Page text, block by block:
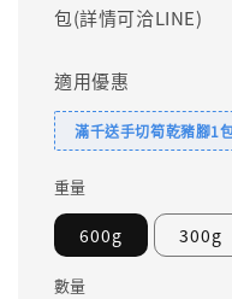
包(詳情可洽LINE)
適用優惠
滿千送手切筍乾豬腳1
重量
600g 300g
數量